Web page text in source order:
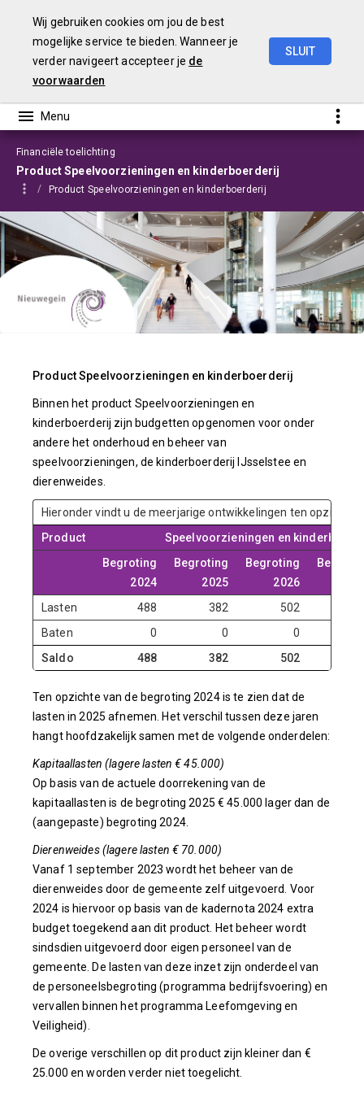
Wij gebruiken cookies om jou de best
mogelijke service te bieden. Wanneer je
verder navigeert accepteer je de
voorwaarden
SLUIT
Financiële toelichting
Product Speelvoorzieningen en kinderboerderij
Product Speelvoorzieningen en kinderboerderij
Product Speelvoorzieningen en kinderboerderij
Binnen het product Speelvoorzieningen en
kinderboerderij zijn budgetten opgenomen voor onder
andere het onderhoud en beheer van
speelvoorzieningen, de kinderboerderij IJsselstee en
dierenweides.
Hieronder vindt u de meerjarige ontwikkelingen ten opzichte
Product
Speelvoorzieningen en
Begroting
2024
Begroting
2025
Begroting
2026
Lasten
488 382 502
Baten
0 0
0
Saldo
488 382 502
Ten opzichte van de begroting 2024 is te zien dat de
lasten in 2025 afnemen. Het verschil tussen deze jaren
hangt hoofdzakelijk samen met de volgende onderdelen:
Kapitaallasten (lagere lasten € 45.000)
Op basis van de actuele doorrekening van de
kapitaallasten is de begroting 2025 € 45.000 lager dan de
(aangepaste) begroting 2024.
Dierenweides (lagere lasten € 70.000)
Vanaf 1 september 2023 wordt het beheer van de
dierenweides door de gemeente zelf uitgevoerd. Voor
2024 is hiervoor op basis van de kadernota 2024 extra
budget toegekend aan dit product. Het beheer wordt
sindsdien uitgevoerd door eigen personeel van de
gemeente. De lasten van deze inzet zijn onderdeel van
de personeelsbegroting (programma bedrijfsvoering) en
vervallen binnen het programma Leefomgeving en
Veiligheid).
De overige verschillen op dit product zijn kleiner dan €
25.000 en worden verder niet toegelicht.